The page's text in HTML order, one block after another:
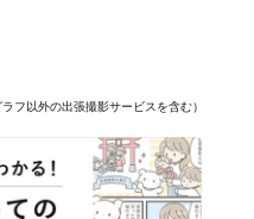
フ以外の出張撮影サービスを含む）